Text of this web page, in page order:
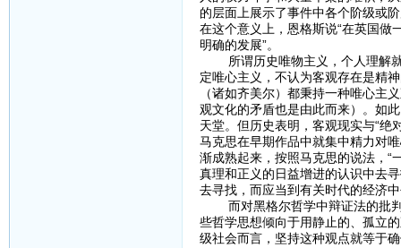
的层面上展示了事件中各个阶级或
在这个意义上，恩格斯说“在英国做
明确的发展”。
所谓历史唯物主义，个人理解就
定唯心主义，不认为客观存在是精
（诸如齐美尔）都秉持一种唯心主
观文化的矛盾也是由此而来）。如
天堂。但历史表明，客观现实与“绝
马克思在早期作品中就集中精力对
渐成熟起来，按照马克思的说法，“
真理和正义的日益增进的认识中去
去寻找，而应当到有关时代的经济
而对黑格尔哲学中辩证法的批判
些哲学思想倾向于用静止的、孤立
级社会而言，坚持这种观点就等于